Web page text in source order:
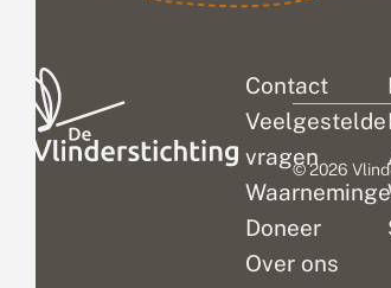
Contact
Veelgestelde
vragen
Doneer
Over ons
© 2026